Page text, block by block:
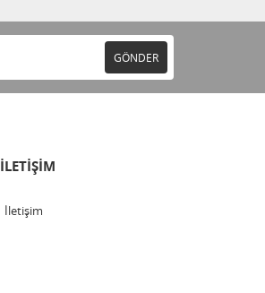
GÖNDER
İLETİŞİM
İletişim